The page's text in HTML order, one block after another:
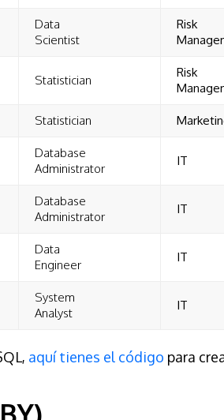
Data
Scientist
Risk
Statistician
Risk
Statistician
Database
Administrator
IT
Database
Administrator
IT
Data
Engineer
IT
System
Analyst
IT
aquí tienes el código para